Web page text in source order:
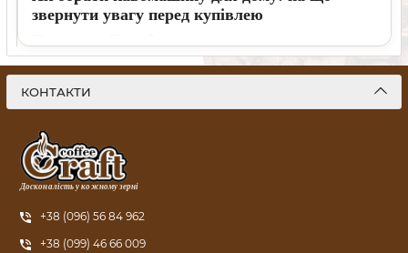
звернути увагу перед купівлею
дивитися в першу чергу, які моделі підійдуть для еспресо та
молочних напоїв і яку каву краще використовувати щодня.
КОНТАКТИ
Досконалість у кожному зерні
+38 (096) 56 84 962
+38 (099) 46 66 009